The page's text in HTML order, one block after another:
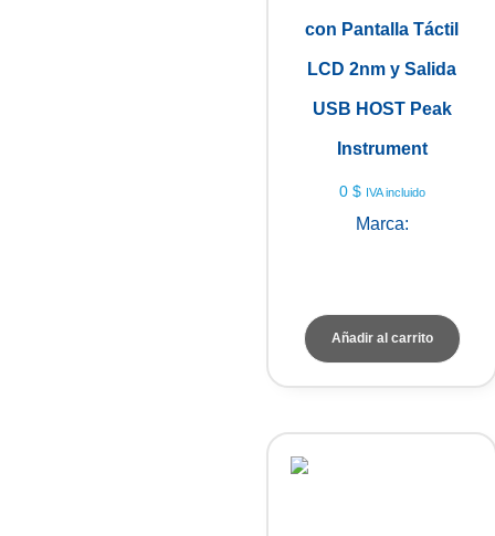
con Pantalla Táctil
LCD 2nm y Salida
USB HOST Peak
Instrument
0 $ IVA incluido
Marca:
Añadir al carrito